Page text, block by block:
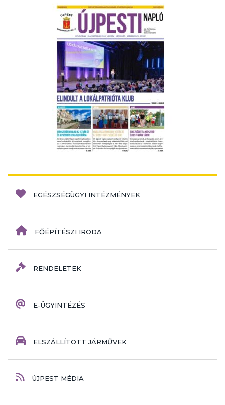
EGÉSZSÉGÜGYI INTÉZMÉNYEK
FŐÉPÍTÉSZI IRODA
RENDELETEK
E-ÜGYINTÉZÉS
ELSZÁLLÍTOTT JÁRMŰVEK
ÚJPEST MÉDIA